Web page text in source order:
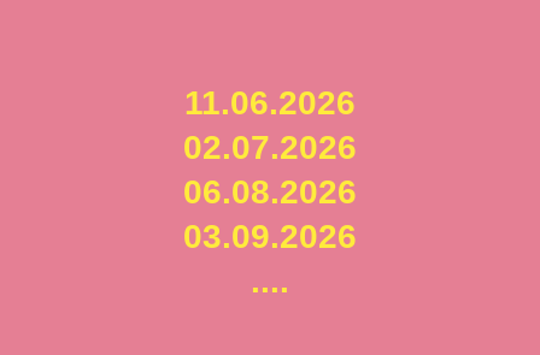
11.06.2026
02.07.2026
06.08.2026
03.09.2026
....